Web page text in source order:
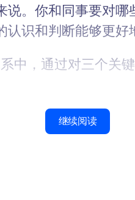
。你和同事要对
识和判断能够更
中，通过对三个关
继续阅读